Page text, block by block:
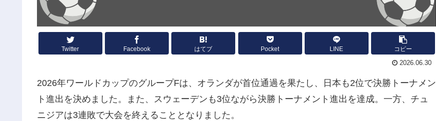
Twitter Facebook はてブ Pocket LINE コピー
2026.06.30
2026年ワールドカップのグループFは、オランダが首位通過を果たし、日本も2位で決勝トーナメン
ト進出を決めました。また、スウェーデンも3位ながら決勝トーナメント進出を達成。一方、チュ
ニジアは3連敗で大会を終えることとなりました。